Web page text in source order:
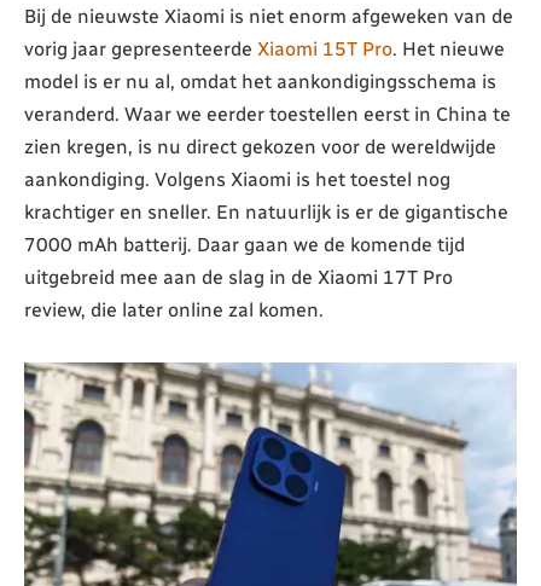
Bij de nieuwste Xiaomi is niet enorm afgeweken van de
vorig jaar gepresenteerde Xiaomi 15T Pro. Het nieuwe
model is er nu al, omdat het aankondigingsschema is
veranderd. Waar we eerder toestellen eerst in China te
zien kregen, is nu direct gekozen voor de wereldwijde
aankondiging. Volgens Xiaomi is het toestel nog
krachtiger en sneller. En natuurlijk is er de gigantische
7000 mAh batterij. Daar gaan we de komende tijd
uitgebreid mee aan de slag in de Xiaomi 17T Pro
review, die later online zal komen.